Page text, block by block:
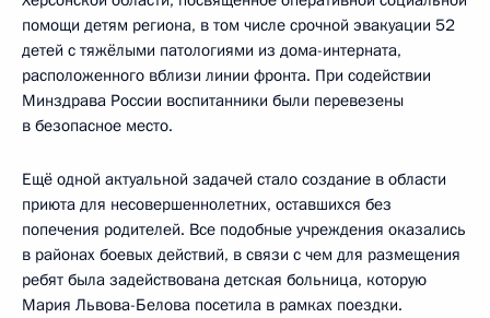
помощи детям региона, в том числе срочной эвакуации 52
детей с тяжёлыми патологиями из дома-интерната,
расположенного вблизи линии фронта. При содействии
Минздрава России воспитанники были перевезены
в безопасное место.
Ещё одной актуальной задачей стало создание в области
приюта для несовершеннолетних, оставшихся без
попечения родителей. Все подобные учреждения оказались
в районах боевых действий, в связи с чем для размещения
ребят была задействована детская больница, которую
Мария Львова-Белова посетила в рамках поездки.